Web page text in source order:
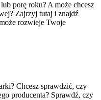
porę roku? A może chcesz
Zajrzyj tutaj i znajdź
rozwieje Twoje
Chcesz sprawdzić, czy
producenta? Sprawdź, czy